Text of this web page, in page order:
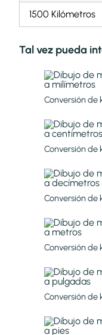
1500 Kilómetros
Tal vez pueda
Conversión de
Conversión de
Conversión de
Conversión de
Conversión de